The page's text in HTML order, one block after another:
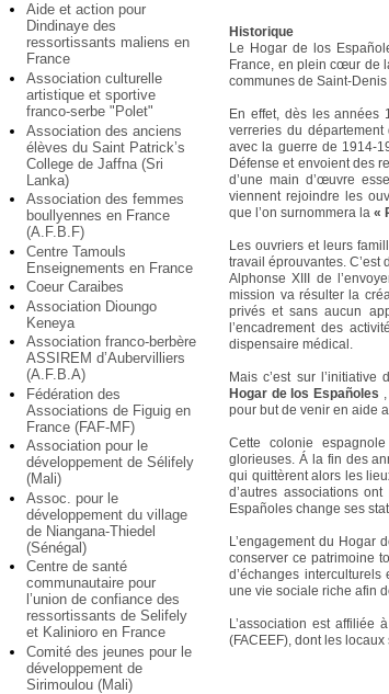
Aide et action pour
Dindinaye des
ressortissants maliens en
France
Association culturelle
artistique et sportive
franco-serbe "Polet"
Association des anciens
élèves du Saint Patrick’s
College de Jaffna (Sri
Lanka)
Association des femmes
boullyennes en France
(A.F.B.F)
Centre Tamouls
Enseignements en France
Coeur Caraibes
Association Dioungo
Keneya
Association franco-berbère
ASSIREM d’Aubervilliers
(A.F.B.A)
Fédération des
Associations de Figuig en
France (FAF-MF)
Association pour le
développement de Sélifely
(Mali)
Assoc. pour le
développement du village
de Niangana-Thiedel
(Sénégal)
Centre de santé
communautaire pour
l’union de confiance des
ressortissants de Selifely
et Kalinioro en France
Comité des jeunes pour le
développement de
Sirimoulou (Mali)
Historique
Le Hogar de los
France, en plein cœur de
communes de Saint-
En effet, dès les années
verreries du
avec la guerre de 1914-
Défense et envoient des
d’une main d’œuvre
viennent rejoindre les
que l’on surnommera la«
Les ouvriers et leurs
travail éprouvantes. C’est
Alphonse XIII de
mission va résulter la
privés et sans aucun
l’encadrement des
dispensaire médical.
Mais c’est sur
Hogar de los Españoles
pour but de venir en aide
Cette colonie
glorieuses. Á la fin des
qui quittèrent alors les
d’autres associations
Españoles change ses
L’engagement du Hogar
conserver ce patrimoine
d’échanges
une vie sociale riche afin
L’association est affiliée
(FACEEF), dont les